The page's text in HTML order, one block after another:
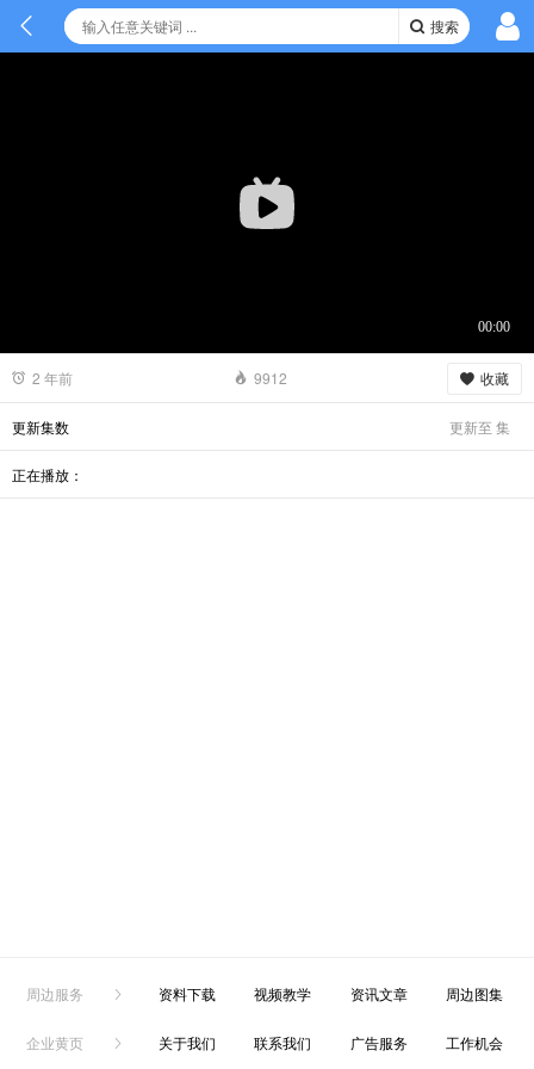
搜索
2 年前 9912 收藏
更新集数 更新至 集
正在播放：
周边服务 资料下载 视频教学 资讯文章 周边图集
企业黄页 关于我们 联系我们 广告服务 工作机会